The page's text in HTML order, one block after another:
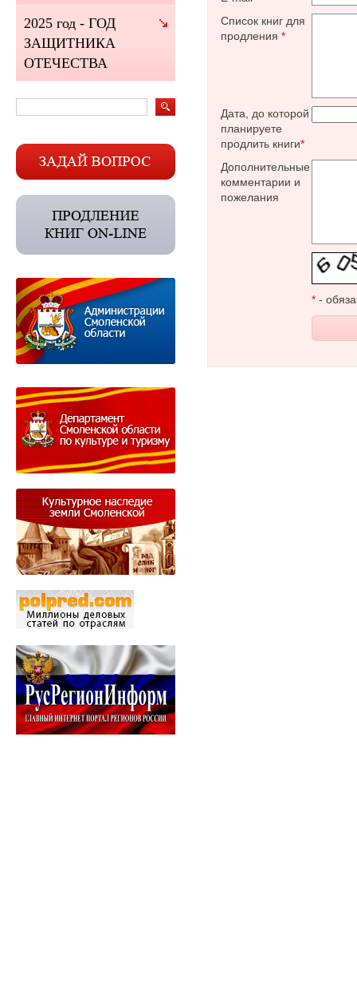
Список книг для
продления *
Дата, до которой
планируете
продлить книги*
Дополнительные
комментарии и
пожелания
* -
2025 год - ГОД
ЗАЩИТНИКА
ОТЕЧЕСТВА